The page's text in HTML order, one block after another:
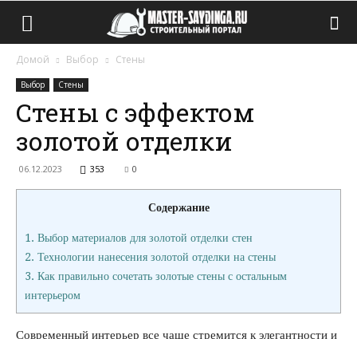
Домой Выбор Стены
Выбор Стены
Стены с эффектом
золотой отделки
06.12.2023 353 0
Содержание
1. Выбор материалов для золотой отделки стен
2. Технологии нанесения золотой отделки на стены
3. Как правильно сочетать золотые стены с остальным
интерьером
Современный интерьер все чаще стремится к элегантности и